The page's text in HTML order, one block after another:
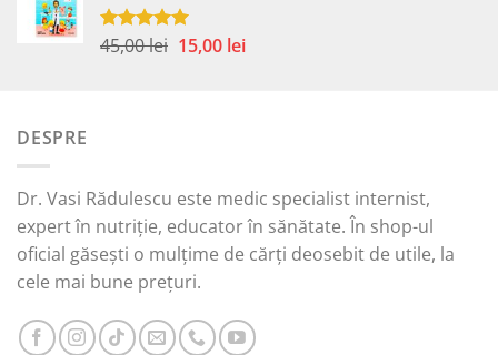
fost:
45,00 lei.
Evaluat la
45,00lei Prețul
15,00 leiPrețul
DESPRE
Dr. Vasi Rădulescu este medic specialist internist,
expert în nutriție, educator în sănătate. În shop-ul
oficial găsești o mulțime de cărți deosebit de utile, la
cele mai bune prețuri.